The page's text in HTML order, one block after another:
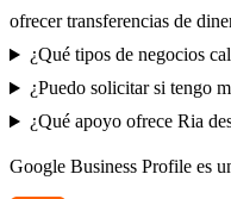
ofrecer transferencias de
¿Qué tipos de negocios
¿Puedo solicitar si tengo
¿Qué apoyo ofrece Ria
Google Business Profile es